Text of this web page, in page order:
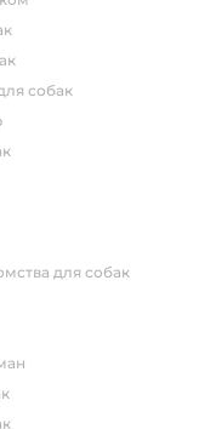
собак
для собак